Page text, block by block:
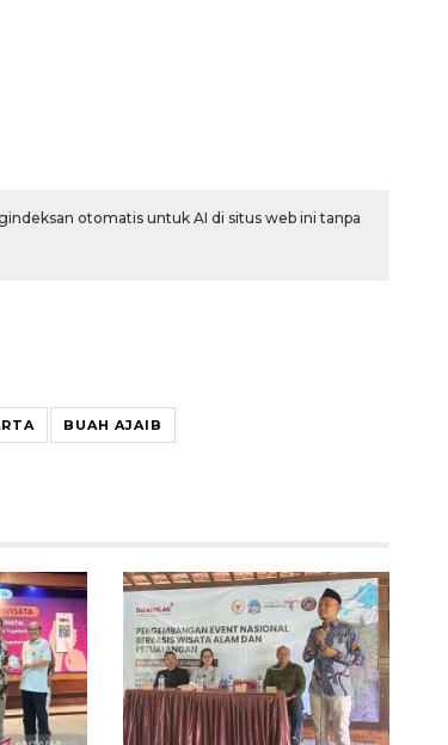
otomatis untuk AI di situs web ini tanpa
BUAH AJAIB